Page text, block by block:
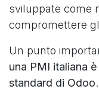
sviluppate come
compromettere
Un punto
una PMI italiana
standard di Odoo